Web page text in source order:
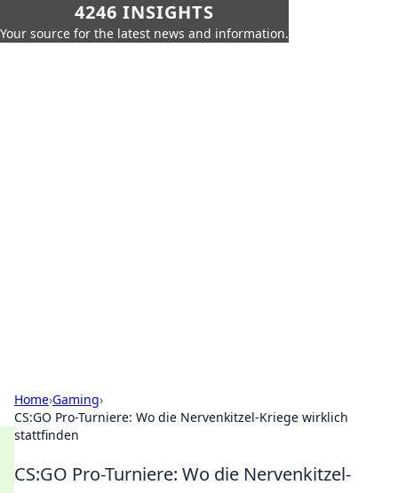
4246 INSIGHTS
Your source for the latest news and information.
Home›Gaming›
CS:GO Pro-Turniere: Wo die Nervenkitzel-Kriege wirklich
stattfinden
CS:GO Pro-Turniere: Wo die Nervenkitzel-